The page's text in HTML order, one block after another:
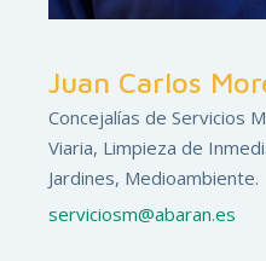
Juan Carlos
Concejalías de Servicios
Viaria, Limpieza de
Jardines, Medioambiente.
serviciosm@abaran.es